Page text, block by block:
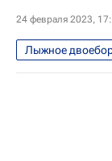
24 февраля 2023,
Лыжное
Чемпионат